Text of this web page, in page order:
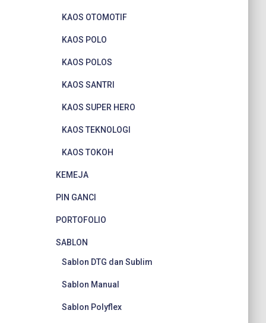
KAOS OTOMOTIF
KAOS POLO
KAOS POLOS
KAOS SANTRI
KAOS SUPER HERO
KAOS TEKNOLOGI
KAOS TOKOH
KEMEJA
PIN GANCI
PORTOFOLIO
SABLON
Sablon DTG dan Sublim
Sablon Manual
Sablon Polyflex